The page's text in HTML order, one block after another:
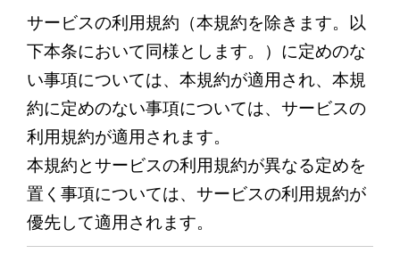
サービスの利用規約（本規約を除きます。以
下本条において同様とします。）に定めのな
い事項については、本規約が適用され、本規
約に定めのない事項については、サービスの
利用規約が適用されます。
本規約とサービスの利用規約が異なる定めを
置く事項については、サービスの利用規約が
優先して適用されます。